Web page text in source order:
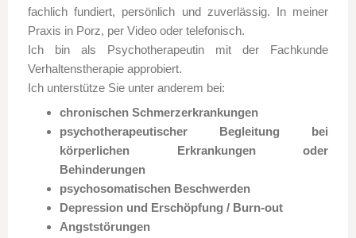
fachlich fundiert, persönlich und zuverlässig. In meiner
Praxis in Porz, per Video oder telefonisch.
Ich bin als Psychotherapeutin mit der Fachkunde
Verhaltenstherapie approbiert.
Ich unterstütze Sie unter anderem bei:
chronischen Schmerzerkrankungen
psychotherapeutischer Begleitung bei
körperlichen Erkrankungen oder
Behinderungen
psychosomatischen Beschwerden
Depression und Erschöpfung / Burn-out
Angststörungen